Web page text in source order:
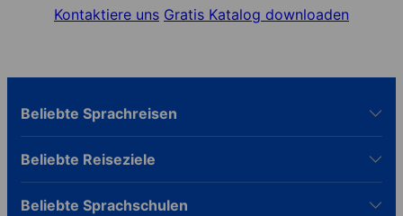
Kontaktiere uns Gratis Katalog downloaden
Beliebte Sprachreisen
Beliebte Reiseziele
Beliebte Sprachschulen